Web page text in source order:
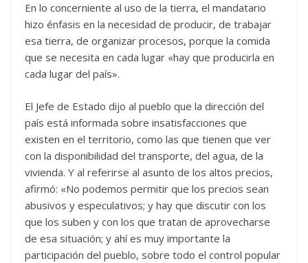
En lo concerniente al uso de la tierra, el mandatario
hizo énfasis en la necesidad de producir, de trabajar
esa tierra, de organizar procesos, porque la comida
que se necesita en cada lugar «hay que producirla en
cada lugar del país».
El Jefe de Estado dijo al pueblo que la dirección del
país está informada sobre insatisfacciones que
existen en el territorio, como las que tienen que ver
con la disponibilidad del transporte, del agua, de la
vivienda. Y al referirse al asunto de los altos precios,
afirmó: «No podemos permitir que los precios sean
abusivos y especulativos; y hay que discutir con los
que los suben y con los que tratan de aprovecharse
de esa situación; y ahí es muy importante la
participación del pueblo, sobre todo el control popular